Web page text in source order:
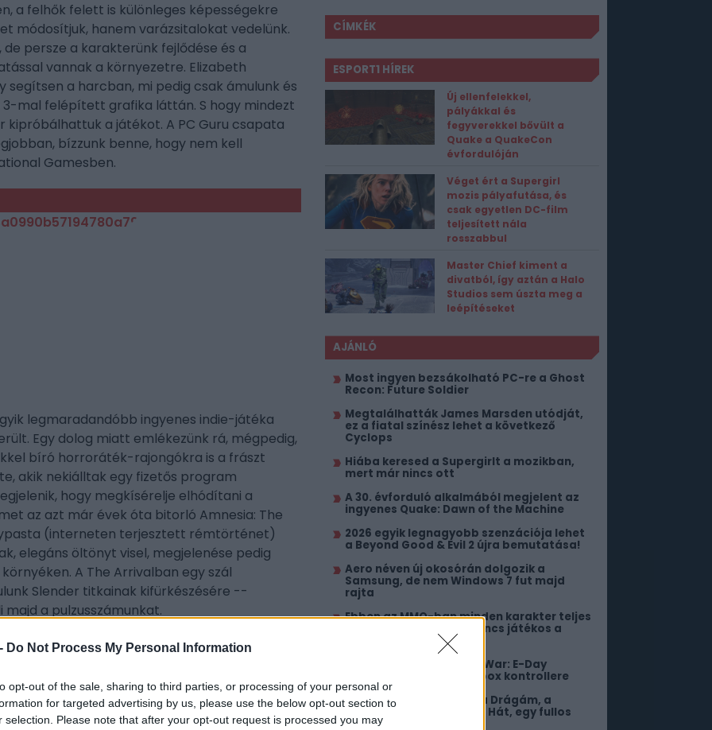
Do Not Process My Personal Information
opt-out of the sale, sharing to third parties, or processing of your personal or
for targeted advertising by us, please use the below opt-out section to
selection. Please note that after your opt-out request is processed you may
a felhők felett is különleges képességekre
módosítjuk, hanem varázsitalokat vedelünk.
persze a karakterünk fejlődése és a
vannak a környezetre. Elizabeth
a harcban, mi pedig csak ámulunk és
3-mal felépített grafika láttán. S hogy mindezt
kipróbálhattuk a játékot. A PC Guru csapata
bízzunk benne, hogy nem kell
Gamesben.
legmaradandóbb ingyenes indie-játéka
Egy dolog miatt emlékezünk rá, mégpedig,
bíró horroráték-rajongókra is a frászt
akik nekiálltak egy fizetős program
hogy megkísérelje elhódítani a
az azt már évek óta bitorló Amnesia: The
(interneten terjesztett rémtörténet)
elegáns öltönyt visel, megjelenése pedig
A The Arrivalban egy szál
Slender titkainak kifürkészésére --
a pulzusszámunkat.
CÍMKÉK
ESPORT1 HÍREK
Új ellenfelekkel,
pályákkal és
fegyverekkel bővült a
Quake a QuakeCon
évfordulóján
Véget ért a Supergirl
mozis pályafutása, és
csak egyetlen DC-film
teljesített nála
rosszabbul
Master Chief kiment a
divatból, így aztán a Halo
Studios sem úszta meg a
leépítéseket
AJÁNLÓ
Most ingyen bezsákolható PC-re a Ghost
Recon: Future Soldier
Megtalálhatták James Marsden utódját,
ez a fiatal színész lehet a következő
Cyclops
Hiába keresed a Supergirlt a mozikban,
mert már nincs ott
A 30. évforduló alkalmából megjelent az
ingyenes Quake: Dawn of the Machine
2026 egyik legnagyobb szenzációja lehet
a Beyond Good & Evil 2 újra bemutatása!
Aero néven új okosórán dolgozik a
Samsung, de nem Windows 7 fut majd
rajta
Ebben az MMO-ban minden karakter teljes
életet él – Akkor is, ha nincs játékos a
Kiszivárgott a Gears of War: E-Day
limitált, extravagáns Xbox kontrollere
Mitől lehetne még jobb a Drágám, a
kölykök összementek 2? Hát, egy fullos
ingyenes DLC-től!